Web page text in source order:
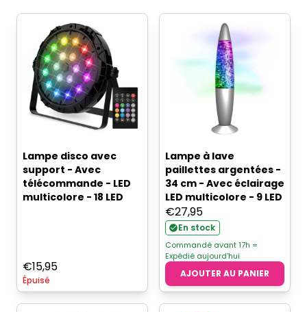
Lampe disco avec
support - Avec
télécommande - LED
multicolore - 18 LED
€15,95
Épuisé
Lampe à lave
paillettes argentées -
34 cm - Avec éclairage
LED multicolore - 9 LED
€27,95
En stock
Commandé avant 17h =
Expédié aujourd'hui
AJOUTER AU PANIER